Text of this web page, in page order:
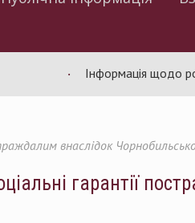
Інформація щодо
внаслідок
гарантії